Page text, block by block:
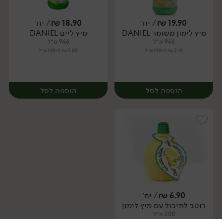
יח׳ יח׳
19.90
₪/ יח׳
מיץ לימון משומר DANIEL
946 מ״ל
2.10 ₪ ל-100 מ״ל
הוספה לסל
יח׳
18.90
₪/ יח׳
מיץ ליים DANIEL
946 מ״ל
2.00 ₪ ל-100 מ״ל
הוספה לסל
6.90
₪/ יח׳
רוטב לתיבול עם מיץ לימון
200 מ״ל